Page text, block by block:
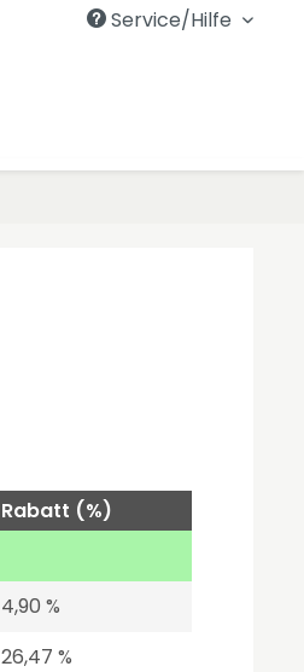
Service/Hilfe
Rabatt (%)
4,90 %
26,47 %